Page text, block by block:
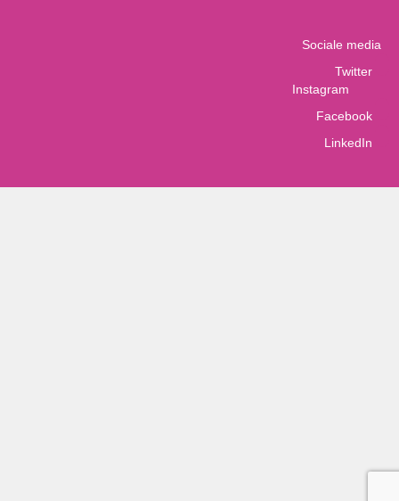
Sociale media
Twitter
Instagram
Facebook
LinkedIn